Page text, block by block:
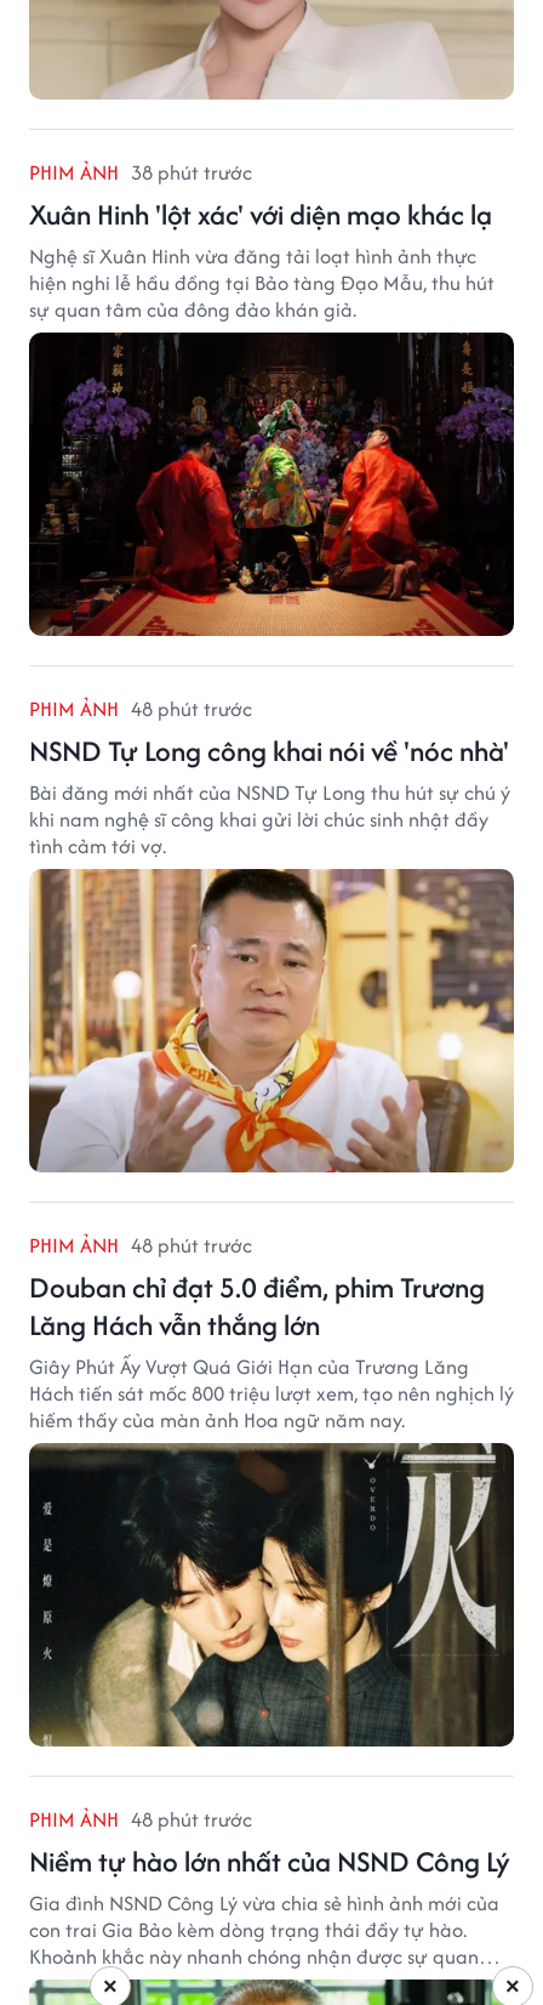
PHIM ẢNH 38 phút trước
Xuân Hinh 'lột xác' với diện mạo khác lạ
Nghệ sĩ Xuân Hinh vừa đăng tải loạt hình ảnh thực
hiện nghi lễ hầu đồng tại Bảo tàng Đạo Mẫu, thu hút
sự quan tâm của đông đảo khán giả.
PHIM ẢNH 48 phút trước
NSND Tự Long công khai nói về 'nóc nhà'
Bài đăng mới nhất của NSND Tự Long thu hút sự chú ý
khi nam nghệ sĩ công khai gửi lời chúc sinh nhật đầy
tình cảm tới vợ.
PHIM ẢNH 48 phút trước
Douban chỉ đạt 5.0 điểm, phim Trương
Lăng Hách vẫn thắng lớn
Giây Phút Ấy Vượt Quá Giới Hạn của Trương Lăng
Hách tiến sát mốc 800 triệu lượt xem, tạo nên nghịch lý
hiếm thấy của màn ảnh Hoa ngữ năm nay.
PHIM ẢNH 48 phút trước
Niềm tự hào lớn nhất của NSND Công Lý
Gia đình NSND Công Lý vừa chia sẻ hình ảnh mới của
con trai Gia Bảo kèm dòng trạng thái đầy tự hào.
Khoảnh khắc này nhanh chóng nhận được sự quan
tâm từ đông đảo khán giả.
×
×